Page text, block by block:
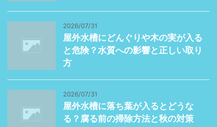
2026/07/31
屋外水槽にどんぐりや木の実が入る
と危険？水質への影響と正しい取り
方
2026/07/31
屋外水槽に落ち葉が入るとどうな
る？腐る前の掃除方法と秋の対策